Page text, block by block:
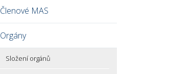
Členové MAS
Orgány
Složení orgánů